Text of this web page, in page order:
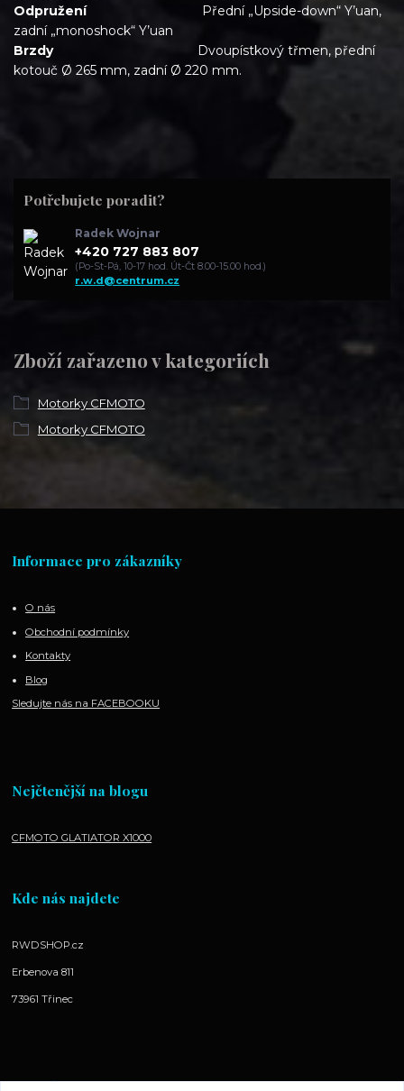
Odpružení
Přední „Upside-down“ Y’uan,
zadní „monoshock“ Y’uan
Brzdy Dvoupístkový třmen, přední
kotouč Ø 265 mm, zadní Ø 220 mm.
Zboží zařazeno v kategoriích
Motorky CFMOTO
Motorky CFMOTO
Potřebujete poradit?
Radek Wojnar
+420 727 883 807
(Po-St-Pá, 10-17 hod. Út-Čt 8.00-15.00 hod.)
r.w.d@centrum.cz
Informace pro zákazníky
O nás
Obchodní podmínky
Kontakty
Blog
Sledujte nás na FACEBOOKU
Nejčtenější na blogu
CFMOTO GLATIATOR X1000
Kde nás najdete
RWDSHOP.cz
Erbenova 811
73961 Třinec
Kontakty